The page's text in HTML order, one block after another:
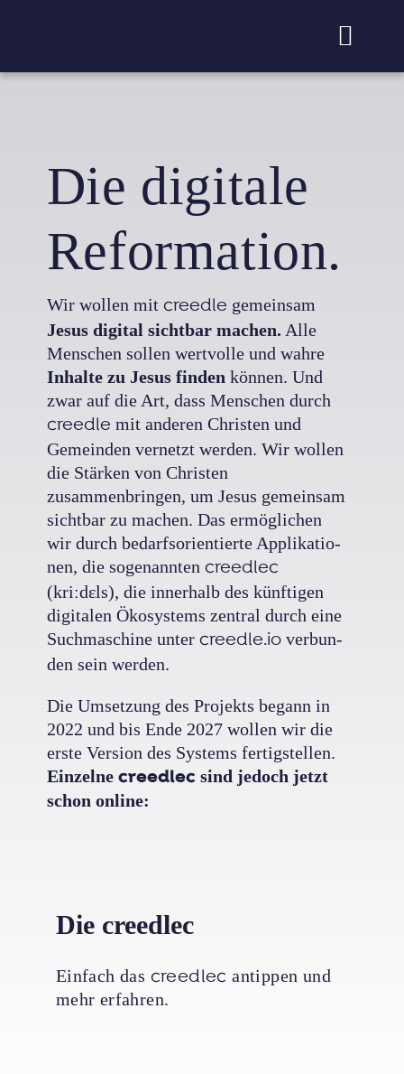
Die digitale
Reformation.
Wir wollen mit creedle gemeinsam
Jesus digital sichtbar machen. Alle
Menschen sollen wertvolle und wahre
Inhalte zu Jesus finden können. Und
zwar auf die Art, dass Menschen durch
creedle mit anderen Christen und
Gemeinden vernetzt werden. Wir wollen
die Stärken von Christen
zusammenbringen, um Jesus gemeinsam
sichtbar zu machen. Das ermöglichen
wir durch bedarfs­orien­tierte Ap­pli­ka­tio­
nen, die so­genann­ten creedlec
(kriːdɛls), die inner­halb des künf­tigen
digi­talen Öko­sys­tems zentral durch eine
Such­ma­schine unter creedle.iover­bun­
den sein werden.
Die Umsetzung des Projekts begann in
2022 und bis Ende 2027 wollen wir die
erste Version des Systems fertigstellen.
Einzelne creedlecsind jedoch jetzt
schon online:
Die creedlec
Einfach das creedlec antippen und
mehr erfahren.